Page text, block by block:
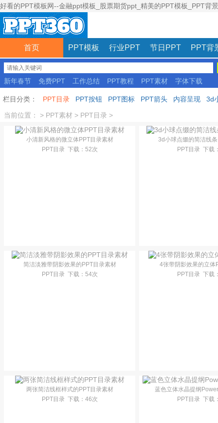
好看的PPT模板网--金融ppt模板_股票期货ppt_精美的PPT模板_PPT背
首页 PPT模板 行业PPT 节日PPT PPT背
新年春节 免费PPT 工作总结 PPT教程 PPT素材
字体下载
栏目分类：
PPT目录 PPT按钮 PPT图标 PPT箭头 内容呈现 3d
当前位置： > PPT素材 > PPT目录 >
小清新风格的微立体PPT目录素材
PPT目录 下载：52次
3d小球点缀的简洁线
PPT目录 下载
简洁淡雅带阴影效果的PPT目录素材
PPT目录 下载：54次
4张带阴影效果的立体
PPT目录 下载
两张简洁线框样式的PPT目录素材
PPT目录 下载：46次
蓝色立体水晶提纲
PPT目录 下载